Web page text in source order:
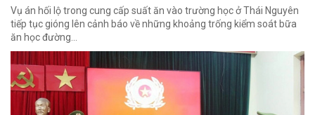
Vụ án hối lộ trong cung cấp suất ăn vào trường học ở Thái Nguyên
tiếp tục gióng lên cảnh báo về những khoảng trống kiểm soát bữa
ăn học đường…